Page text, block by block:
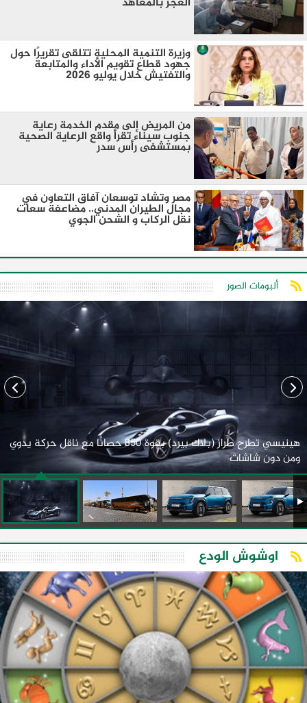
وزيرة التنمية المحلية تتلقى تقريرًا حول
جهود قطاع تقويم الأداء والمتابعة
والتفتيش خلال يوليو 2026
من المريض إلى مقدم الخدمة رعاية
جنوب سيناء تقرأ واقع الرعاية الصحية
بمستشفى رأس سدر
مصر وتشاد توسعان آفاق التعاون في
مجال الطيران المدني.. مضاعفة سعات
نقل الركاب و الشحن الجوي
ألبومات الصور
هينيسي تطرح طراز (بلاك بيرد) بقوة 850 حصانًا مع ناقل حركة يدوي
ومن دون شاشات
اوشوش الودع